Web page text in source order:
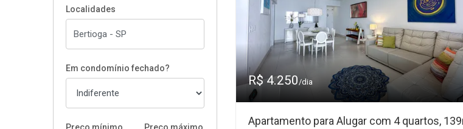
Localidades
Em condomínio fechado?
R$ 4.250/dia
Apartamento para Alugar com 4 quartos,